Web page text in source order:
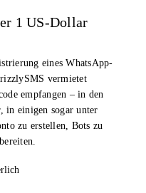
1 US-Dollar
eines WhatsApp-
vermietet
empfangen – in den
in einigen sogar unter
zu erstellen, Bots zu